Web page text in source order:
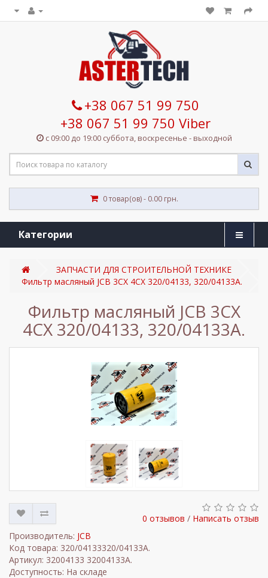
+38 067 51 99 750
+38 067 51 99 750 Viber
с 09:00 до 19:00 суббота, воскресенье - выходной
0 товар(ов) - 0.00 грн.
Категории
ЗАПЧАСТИ ДЛЯ СТРОИТЕЛЬНОЙ ТЕХНИКЕ
Фильтр масляный JCB 3CX 4CX 320/04133, 320/04133A.
Фильтр масляный JCB 3CX
4CX 320/04133, 320/04133A.
0 отзывов / Написать отзыв
Производитель: JCB
Код товара: 320/04133320/04133A.
Артикул: 32004133 32004133A.
Доступность: На складе